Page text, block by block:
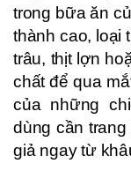
trong bữa ăn
thành cao, loại
trâu, thịt lợn
chất để qua
của những
dùng cần
giả ngay từ